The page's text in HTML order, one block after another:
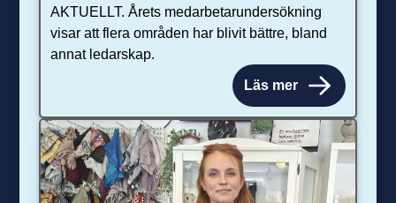
AKTUELLT. Årets medarbetarundersökning
visar att flera områden har blivit bättre, bland
annat ledarskap.
Läs mer